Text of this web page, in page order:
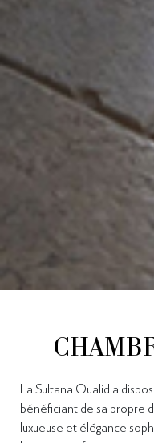
La Sultana Oualidia
bénéficiant de sa propre
luxueuse et élégance